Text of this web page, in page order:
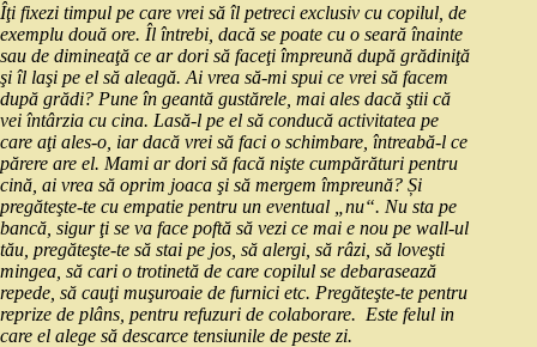
Îţi fixezi timpul pe care vrei să îl petreci exclusiv cu copilul, de
exemplu două ore. Îl întrebi, dacă se poate cu o seară înainte
sau de dimineaţă ce ar dori să faceţi împreună după grădiniţă
şi îl laşi pe el să aleagă. Ai vrea să‑mi spui ce vrei să facem
după grădi? Pune în geantă gustărele, mai ales dacă ştii că
vei întârzia cu cina. Lasă‑l pe el să conducă activitatea pe
care aţi ales‑o, iar dacă vrei să faci o schimbare, întreabă‑l ce
părere are el. Mami ar dori să facă nişte cumpărături pentru
cină, ai vrea să oprim joaca şi să mergem împreună? Și
pregăteşte‑te cu empatie pentru un eventual „nu“. Nu sta pe
bancă, sigur ţi se va face poftă să vezi ce mai e nou pe wall‑ul
tău, pregăteşte‑te să stai pe jos, să alergi, să râzi, să loveşti
mingea, să cari o trotinetă de care copilul se debarasează
repede, să cauţi muşuroaie de furnici etc. Pregăteşte‑te pentru
reprize de plâns, pentru refuzuri de colaborare. Este felul in
care el alege să descarce tensiunile de peste zi.